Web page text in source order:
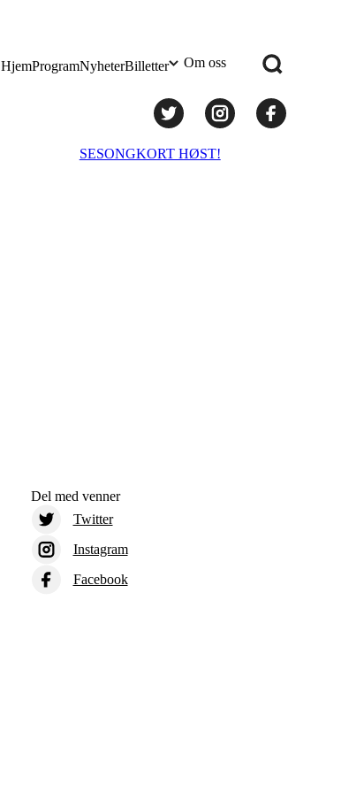
HjemProgramNyheterBilletter Om oss
SESONGKORT HØST!
Del med venner
Twitter
Instagram
Facebook